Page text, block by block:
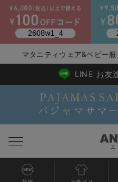
マタニティウェア&ベビー
送料495円(一部地域
LINE お友